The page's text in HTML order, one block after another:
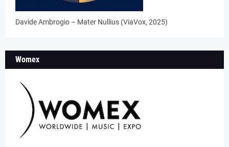
Davide Ambrogio – Mater Nullius (ViaVox, 2025)
Womex